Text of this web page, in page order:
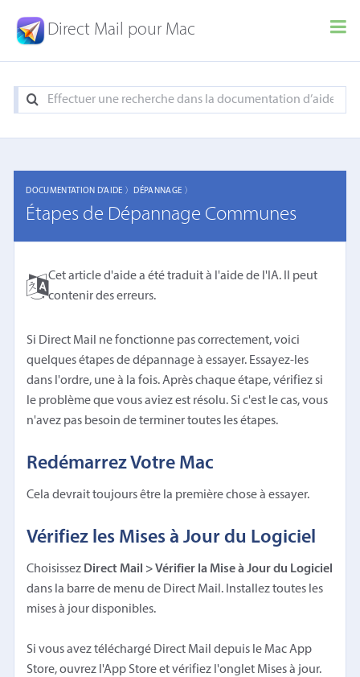
Direct Mail pour Mac
DOCUMENTATION D'AIDE 〉 DÉPANNAGE 〉
Étapes de Dépannage Communes
Cet article d'aide a été traduit à l'aide de l'IA. Il peut
contenir des erreurs.
Si Direct Mail ne fonctionne pas correctement, voici
quelques étapes de dépannage à essayer. Essayez-les
dans l'ordre, une à la fois. Après chaque étape, vérifiez si
le problème que vous aviez est résolu. Si c'est le cas, vous
n'avez pas besoin de terminer toutes les étapes.
Redémarrez Votre Mac
Cela devrait toujours être la première chose à essayer.
Vérifiez les Mises à Jour du Logiciel
Choisissez Direct Mail > Vérifier la Mise à Jour du Logiciel
dans la barre de menu de Direct Mail. Installez toutes les
mises à jour disponibles.
Si vous avez téléchargé Direct Mail depuis le Mac App
Store, ouvrez l'App Store et vérifiez l'onglet Mises à jour.